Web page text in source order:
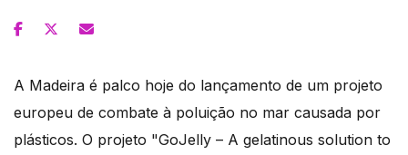
A Madeira é palco hoje do lançamento de um projeto
europeu de combate à poluição no mar causada por
plásticos. O projeto "GoJelly – A gelatinous solution to